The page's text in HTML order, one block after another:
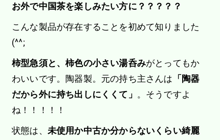
お外で中国茶を楽しみたい方に？？？？？
こんな製品が存在することを初めて知りました
(^^;
柿型急須と、柿色の小さい湯呑みがとってもか
わいいです。陶器製。元の持ち主さんは 「陶器
だから外に持ち出しにくくて」 。そうですよ
ね！！！！！
状態は、 未使用か中古か分からないくらい綺麗